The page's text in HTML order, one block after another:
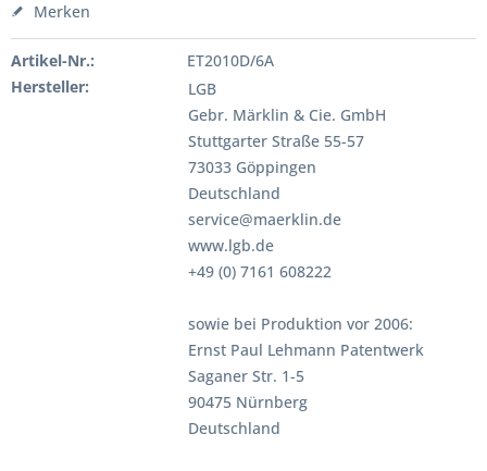
Merken
Artikel-Nr.:
ET2010D/6A
Hersteller:
LGB
Gebr. Märklin & Cie. GmbH
Stuttgarter Straße 55-57
73033 Göppingen
Deutschland
service@maerklin.de
www.lgb.de
+49 (0) 7161 608222
sowie bei Produktion vor 2006:
Ernst Paul Lehmann Patentwerk
Saganer Str. 1-5
90475 Nürnberg
Deutschland